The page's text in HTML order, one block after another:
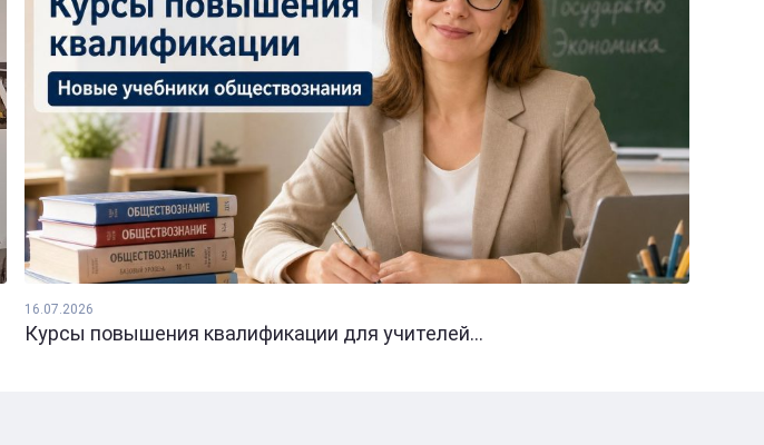
16.07.2026
Курсы повышения квалификации для учителей...